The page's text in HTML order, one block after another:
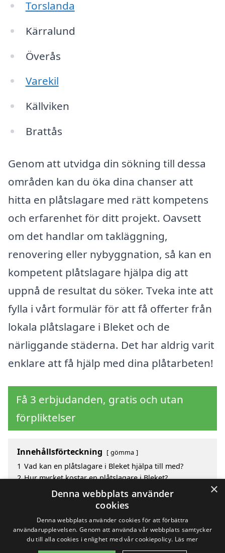
Torslanda
Kärralund
Överås
Varekil
Källviken
Brattås
Genom att utvidga din sökning till dessa
områden kan du öka dina chanser att
hitta en plåtslagare med rätt kompetens
och erfarenhet för ditt projekt. Oavsett
om det handlar om takläggning,
renovering eller nybyggnation, så kan en
kompetent plåtslagare hjälpa dig att
uppnå de resultat du söker. Tveka inte att
fylla i vårt formulär för att få offerter från
lokala plåtslagare i Bleket och de
närliggande städerna. Det har aldrig varit
enklare att få hjälp med dina plåtarbeten!
Få 3 erbjudanden, gratis och utan
förpliktelser
Innehållsförteckning gömma
1 Vad kan en plåtslagare i Bleket hjälpa till med?
2 Hur mycket kostar en plåtslagare i Bleket?
Fördelar med att välja plåtslagare i Bleket
Sök efter en skicklig plåtslagare i de omgivande
×
Denna webbplats använder
cookies
Denna webbplats använder cookies för att förbättra
användarupplevelsen. Genom att använda vår webbplats samtycker
du till alla cookies i enlighet med vår cookiepolicy. Läs mer